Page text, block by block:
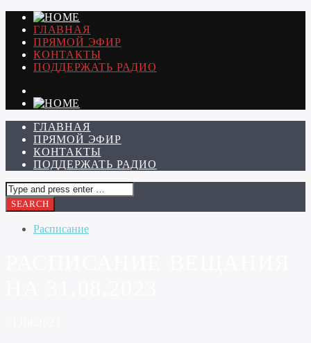
ГЛАВНАЯ
ПРЯМОЙ ЭФИР
КОНТАКТЫ
ПОДДЕРЖАТЬ РАДИО
ГЛАВНАЯ
ПРЯМОЙ ЭФИР
КОНТАКТЫ
ПОДДЕРЖАТЬ РАДИО
Расписание